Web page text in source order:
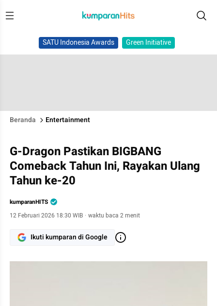
SATU Indonesia Awards Green Initiative
Beranda Entertainment
G-Dragon Pastikan BIGBANG
Comeback Tahun Ini, Rayakan Ulang
Tahun ke-20
kumparanHITS
12 Februari 2026 18:30 WIB · waktu baca 2 menit
Ikuti kumparan di Google